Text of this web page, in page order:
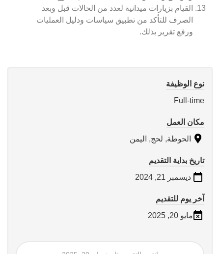
القيام بزيارات ميدانية لعدد من الحالات قبل وبعد
الصرف للتأكد من تطبيق سياسات ودليل العمليات
ورفع تقرير بذلك.
نوع الوظيفة
Full-time
مكان العمل
الحوطة, لحج, اليمن
تاريخ بداية التقديم
ديسمبر 21, 2024
آخر يوم للتقديم
مايو 20, 2025